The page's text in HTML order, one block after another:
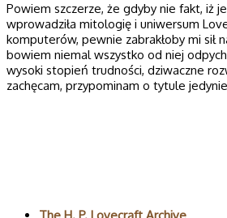
Powiem szczerze, że gdyby nie fakt, iż
wprowadziła mitologię i uniwersum
komputerów, pewnie zabrakłoby mi sił
bowiem niemal wszystko od niej
wysoki stopień trudności, dziwaczne
zachęcam, przypominam o tytule